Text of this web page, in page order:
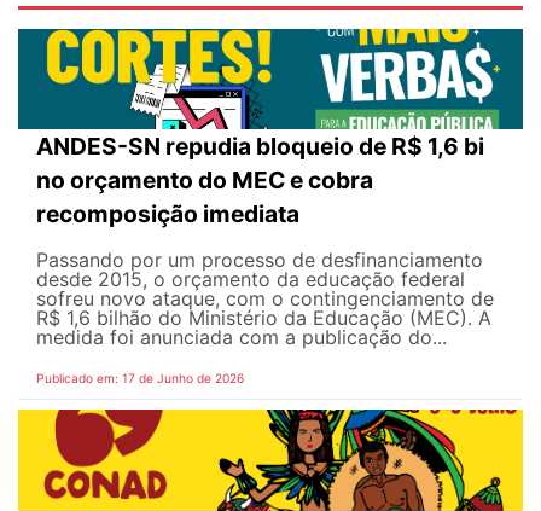
ANDES-SN repudia bloqueio de R$ 1,6 bi
no orçamento do MEC e cobra
recomposição imediata
Passando por um processo de desfinanciamento
desde 2015, o orçamento da educação federal
sofreu novo ataque, com o contingenciamento de
R$ 1,6 bilhão do Ministério da Educação (MEC). A
medida foi anunciada com a publicação do...
Publicado em: 17 de Junho de 2026